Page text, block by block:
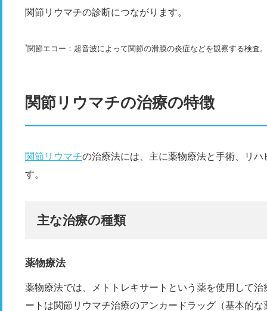
関節リウマチの診断につながります。
*関節エコー：超音波によって関節の滑膜の炎症などを観察する検査。
関節リウマチの治療の特徴
関節リウマチの治療法には、主に薬物療法と手術、リ
す。
主な治療の種類
薬物療法
薬物療法では、メトトレキサートという薬を使用して
ートは関節リウマチ治療のアンカードラッグ（基本的